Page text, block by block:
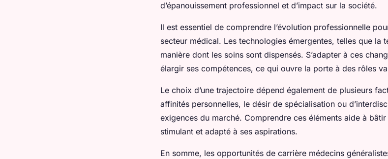
d’épanouissement professionnel et d’impact sur la société.
Il est essentiel de comprendre l’évolution professionnelle
secteur médical. Les technologies émergentes, telles que la
manière dont les soins sont dispensés. S’adapter à ces
élargir ses compétences, ce qui ouvre la porte à des rôles
Le choix d’une trajectoire dépend également de plusieurs
affinités personnelles, le désir de spécialisation ou
exigences du marché. Comprendre ces éléments aide à
stimulant et adapté à ses aspirations.
En somme, les opportunités de carrière médecins